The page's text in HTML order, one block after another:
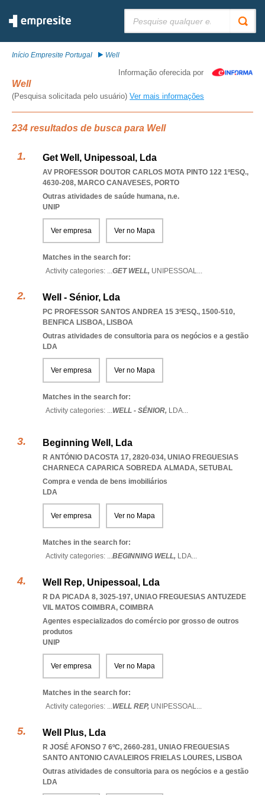
Início Empresite Portugal Well
Informação oferecida por
Well
(Pesquisa solicitada pelo usuário) Ver mais informações
234 resultados de busca para Well
Get Well, Unipessoal, Lda
AV PROFESSOR DOUTOR CARLOS MOTA PINTO 122 1ºESQ.,
4630-208, MARCO CANAVESES, PORTO
Outras atividades de saúde humana, n.e.
UNIP
Ver empresa Ver no Mapa
Matches in the search for:
Activity categories: ...GET WELL, UNIPESSOAL...
Well - Sénior, Lda
PC PROFESSOR SANTOS ANDREA 15 3ºESQ., 1500-510,
BENFICA LISBOA, LISBOA
Outras atividades de consultoria para os negócios e a gestão
LDA
Ver empresa Ver no Mapa
Matches in the search for:
Activity categories: ...WELL - SÉNIOR, LDA...
Beginning Well, Lda
R ANTÓNIO DACOSTA 17, 2820-034, UNIAO FREGUESIAS
CHARNECA CAPARICA SOBREDA ALMADA, SETUBAL
Compra e venda de bens imobiliários
LDA
Ver empresa Ver no Mapa
Matches in the search for:
Activity categories: ...BEGINNING WELL, LDA...
Well Rep, Unipessoal, Lda
R DA PICADA 8, 3025-197, UNIAO FREGUESIAS ANTUZEDE
VIL MATOS COIMBRA, COIMBRA
Agentes especializados do comércio por grosso de outros
produtos
UNIP
Ver empresa Ver no Mapa
Matches in the search for:
Activity categories: ...WELL REP, UNIPESSOAL...
Well Plus, Lda
R JOSÉ AFONSO 7 6ºC, 2660-281, UNIAO FREGUESIAS
SANTO ANTONIO CAVALEIROS FRIELAS LOURES, LISBOA
Outras atividades de consultoria para os negócios e a gestão
LDA